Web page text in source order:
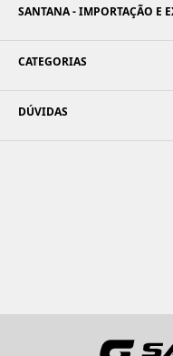
SANTANA - IMPORTAÇÃO E
CATEGORIAS
DÚVIDAS